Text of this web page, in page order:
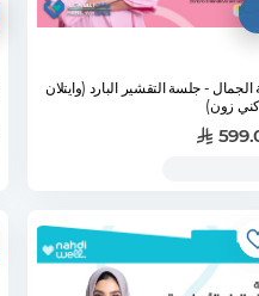
الجمال - جلسة التقشير البارد (وايتلان
زون)